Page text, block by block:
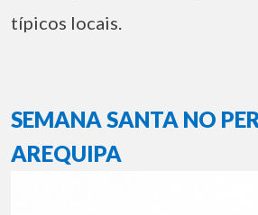
típicos locais.
SEMANA SANTA NO
AREQUIPA